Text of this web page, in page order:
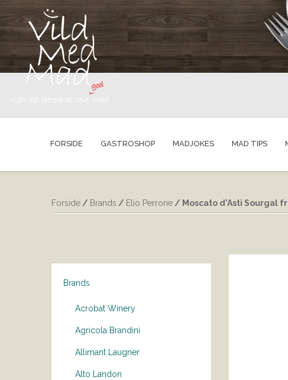
FORSIDE GASTROSHOP MADJOKES MAD TIPS
Forside / Brands / Elio Perrone / Moscato d'Asti Sourgal
Brands
Acrobat Winery
Agricola Brandini
Allimant Laugner
Alto Landon